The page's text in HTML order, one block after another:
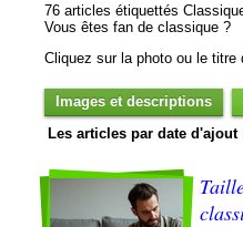
76 articles étiquettés
Vous êtes fan de classique ?
Cliquez sur la photo ou le titre
Images et descriptions
Les articles par date d'ajout